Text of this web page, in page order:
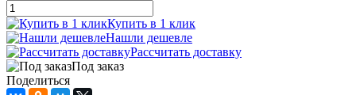
Купить в 1 клик
Нашли дешевле
Рассчитать доставку
Под заказ
Поделиться